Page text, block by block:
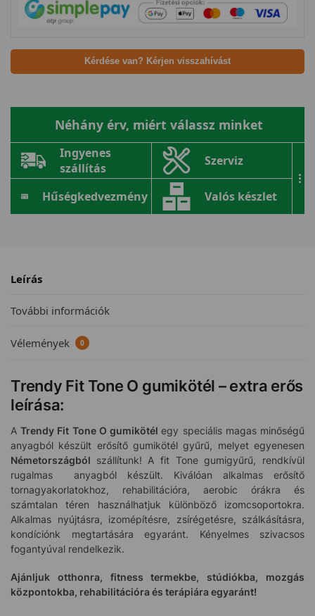
Kérdése van? Kérjen visszahívást
Néhány érv, miért válassz minket
Ingyenes
szállítás
Szerviz
Hűségkedvezmény Valós készlet
...
Leírás
További információk
Vélemények 0
Trendy Fit Tone O gumikötél – extra erős
leírása:
ATrendy Fit Tone O gumikötélegy speciális magas minőségű
anyagból készült erősítő gumikötél gyűrű, melyet egyenesen
Németországból szállítunk! A fit Tone gumigyűrű, rendkívül
rugalmas anyagból készült. Kiválóan alkalmas erősítő
tornagyakorlatokhoz, rehabilitációra, aerobic órákra és
számtalan téren használhatjuk különböző izomcsoportokra.
Alkalmas nyújtásra, izomépítésre, zsírégetésre, szálkásításra,
kondíciónk megtartására egyaránt. Kényelmes szivacsos
fogantyúval rendelkezik.
Ajánljuk otthonra, fitness termekbe, stúdiókba, mozgás
központokba, rehabilitációra és terápiára egyaránt!